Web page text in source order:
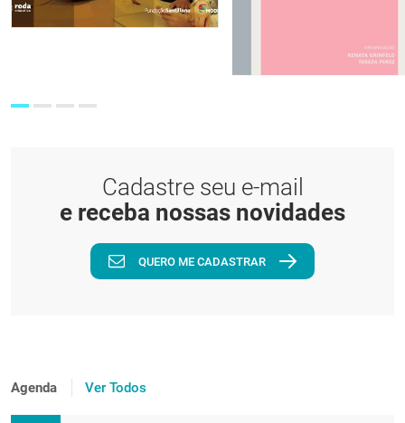
Cadastre seu e-mail
e receba nossas novidades
QUERO ME CADASTRAR
Agenda Ver Todos